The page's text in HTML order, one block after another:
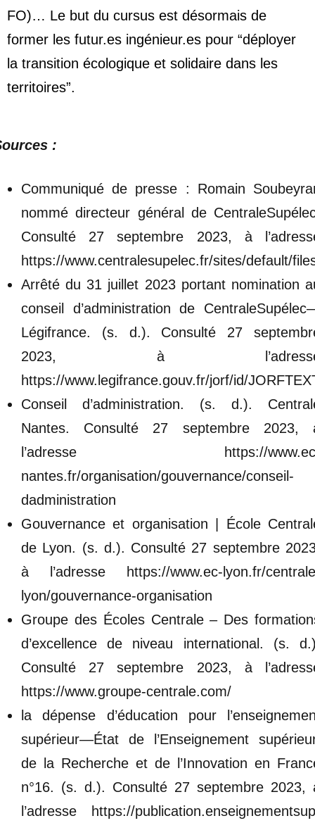
FO)… Le but du cursus est désormais de
former les futur.es ingénieur.es pour “déployer
la transition écologique et solidaire dans les
territoires”.
:
Communiqué de presse : Romain
nommé directeur général de
Consulté 27 septembre 2023, à
https://www.centralesupelec.fr/sites/default/
Arrêté du 31 juillet 2023 portant nomination
conseil d’administration de
Légifrance. (s. d.). Consulté 27
2023, à
https://www.legifrance.gouv.fr/jorf/id/
Conseil d’administration. (s. d.).
Nantes. Consulté 27 septembre 2023,
l’adresse https://
nantes.fr/organisation/gouvernance/conseil-
dadministration
Gouvernance et organisation | École
de Lyon. (s. d.). Consulté 27 septembre
à l’adresse https://www.ec-lyon.fr/
lyon/gouvernance-organisation
Groupe des Écoles Centrale – Des
d’excellence de niveau international. (s.
Consulté 27 septembre 2023, à
https://www.groupe-centrale.com/
la dépense d’éducation pour
supérieur—État de l’Enseignement
de la Recherche et de l’Innovation en
n°16. (s. d.). Consulté 27 septembre 2023,
l’adresse https://